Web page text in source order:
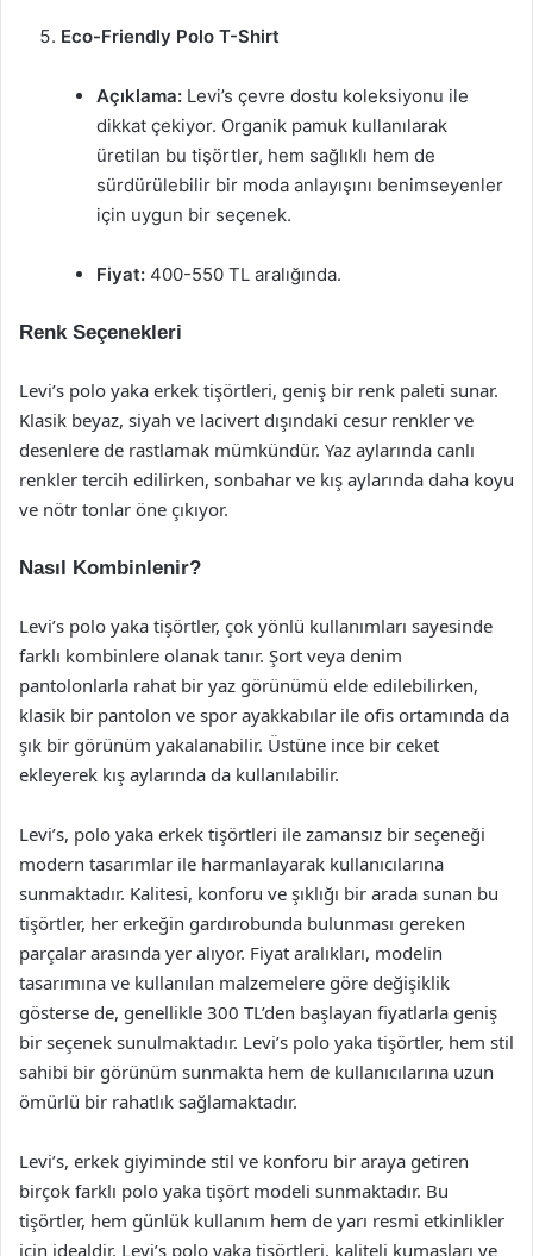
Eco-Friendly Polo T-Shirt
Açıklama: Levi’s çevre dostu koleksiyonu ile
dikkat çekiyor. Organik pamuk kullanılarak
üretilan bu tişörtler, hem sağlıklı hem de
sürdürülebilir bir moda anlayışını benimseyenler
için uygun bir seçenek.
Fiyat: 400-550 TL aralığında.
Renk Seçenekleri
Levi’s polo yaka erkek tişörtleri, geniş bir renk paleti sunar.
Klasik beyaz, siyah ve lacivert dışındaki cesur renkler ve
desenlere de rastlamak mümkündür. Yaz aylarında canlı
renkler tercih edilirken, sonbahar ve kış aylarında daha koyu
ve nötr tonlar öne çıkıyor.
Nasıl Kombinlenir?
Levi’s polo yaka tişörtler, çok yönlü kullanımları sayesinde
farklı kombinlere olanak tanır. Şort veya denim
pantolonlarla rahat bir yaz görünümü elde edilebilirken,
klasik bir pantolon ve spor ayakkabılar ile ofis ortamında da
şık bir görünüm yakalanabilir. Üstüne ince bir ceket
ekleyerek kış aylarında da kullanılabilir.
Levi’s, polo yaka erkek tişörtleri ile zamansız bir seçeneği
modern tasarımlar ile harmanlayarak kullanıcılarına
sunmaktadır. Kalitesi, konforu ve şıklığı bir arada sunan bu
tişörtler, her erkeğin gardırobunda bulunması gereken
parçalar arasında yer alıyor. Fiyat aralıkları, modelin
tasarımına ve kullanılan malzemelere göre değişiklik
gösterse de, genellikle 300 TL’den başlayan fiyatlarla geniş
bir seçenek sunulmaktadır. Levi’s polo yaka tişörtler, hem stil
sahibi bir görünüm sunmakta hem de kullanıcılarına uzun
ömürlü bir rahatlık sağlamaktadır.
Levi’s, erkek giyiminde stil ve konforu bir araya getiren
birçok farklı polo yaka tişört modeli sunmaktadır. Bu
tişörtler, hem günlük kullanım hem de yarı resmi etkinlikler
için idealdir. Levi’s polo yaka tişörtleri, kaliteli kumaşları ve